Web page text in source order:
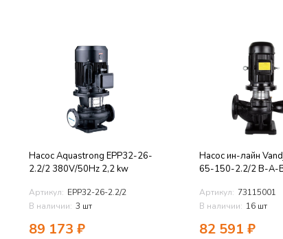
Насос Aquastrong EPP32-26-
2.2/2 380V/50Hz 2,2 kw
Артикул: EPP32-26-2.2/2
В наличии: 3 шт
89 173 ₽
Насос ин-лайн
65-150-2.2/2 B-A-
Артикул: 73115001
В наличии: 16 шт
82 591 ₽